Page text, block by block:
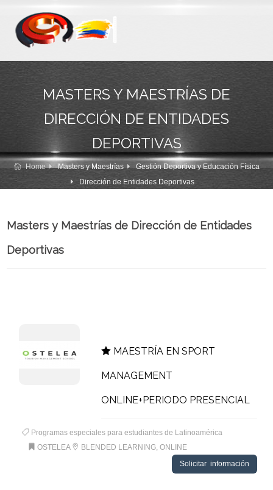
MASTERS Y MAESTRÍAS DE
DIRECCIÓN DE ENTIDADES
DEPORTIVAS
Home Masters y Maestrías
Gestión Deportiva y Educación Física
Dirección de Entidades Deportivas
Masters y Maestrías de Dirección de Entidades
Deportivas
MAESTRÍA EN SPORT
MANAGEMENT
ONLINE+PERIODO PRESENCIAL
Programas especiales para estudiantes de Latinoamérica
OSTELEA
BLENDED LEARNING, ONLINE
Solicitar información